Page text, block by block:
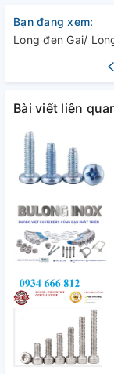
Bạn đang xem:
Long đen Gai/
Bài viết liên